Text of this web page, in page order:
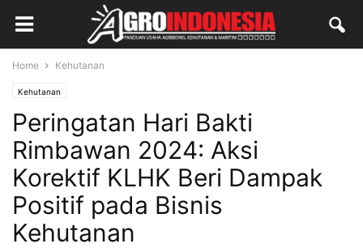
Home Kehutanan
Kehutanan
Peringatan Hari Bakti
Rimbawan 2024: Aksi
Korektif KLHK Beri Dampak
Positif pada Bisnis
Kehutanan